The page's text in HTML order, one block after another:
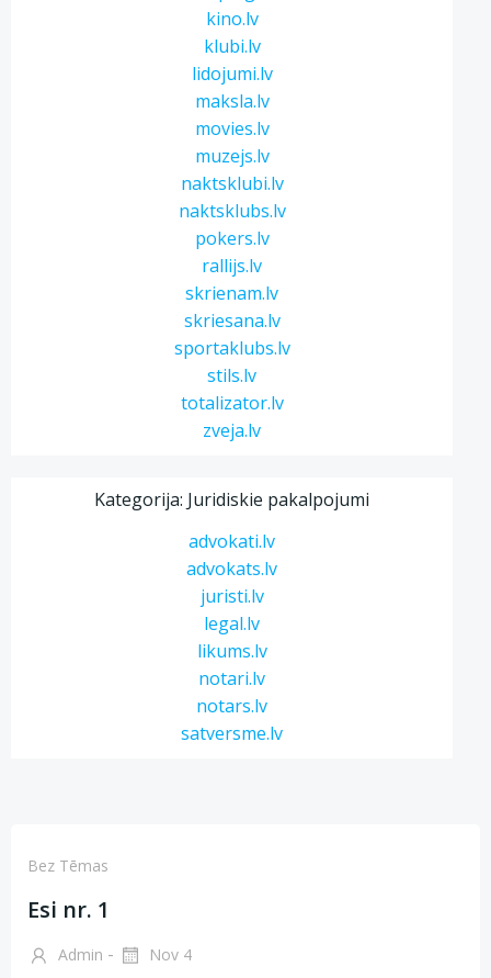
kino.lv
klubi.lv
lidojumi.lv
maksla.lv
movies.lv
muzejs.lv
naktsklubi.lv
naktsklubs.lv
pokers.lv
rallijs.lv
skrienam.lv
skriesana.lv
sportaklubs.lv
stils.lv
totalizator.lv
zveja.lv
Kategorija: Juridiskie pakalpojumi
advokati.lv
advokats.lv
juristi.lv
legal.lv
likums.lv
notari.lv
notars.lv
satversme.lv
Bez Tēmas
Esi nr. 1
Admin - Nov 4